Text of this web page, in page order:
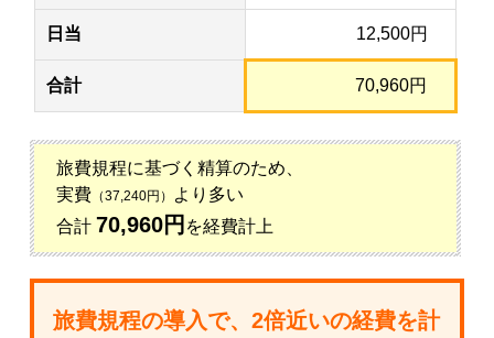
日当 12,500円
合計 70,960円
旅費規程に基づく精算のため、
実費 （37,240円）
より多い
合計 70,960円 を経費計上
旅費規程の導入で、2倍近いの経費を計